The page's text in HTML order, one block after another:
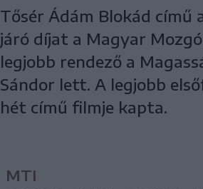
Tősér Ádám Blokád
járó díjat a Magyar
legjobb rendező a
Sándor lett. A legjobb
hét című filmje kapta.
MTI